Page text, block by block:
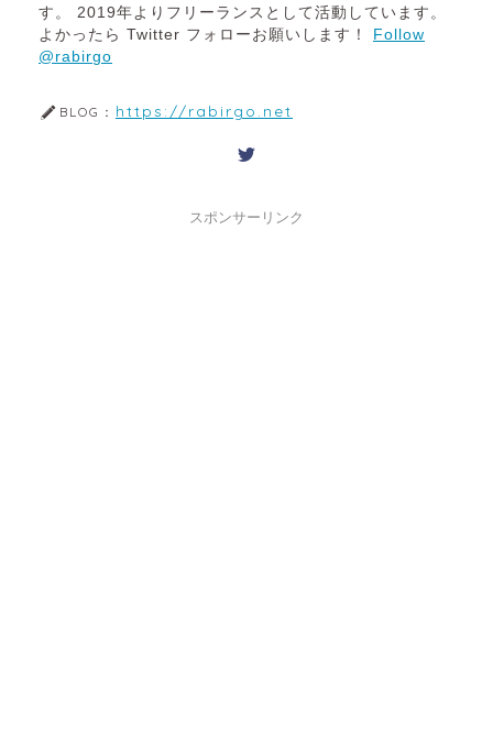
す。 2019年よりフリーランスとして活動しています。
よかったら Twitter フォローお願いします！ Follow
@rabirgo
BLOG： https://rabirgo.net
スポンサーリンク